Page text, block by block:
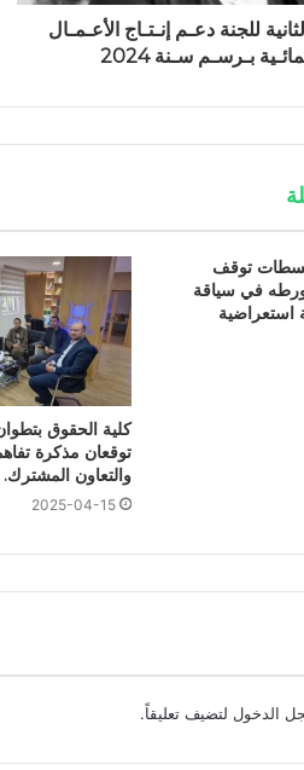
للجنة دعـم إنـتـاج الأعـمـال
بـرسـم سـنة 2024
بسطات توقف
في سياقة
استعراضية
كلية الحقوق
توقعان مذكرة
والتعاون المشترك.
2025-04-15
الدخول لتضيف تعليقاً.